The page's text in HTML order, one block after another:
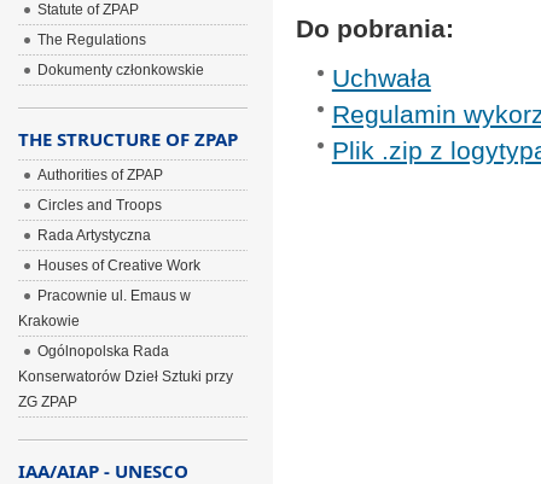
Do pobrania:
Uchwała
Regulamin
Plik .zip z
Statute of ZPAP
The Regulations
Dokumenty członkowskie
THE STRUCTURE OF ZPAP
Authorities of ZPAP
Circles and Troops
Rada Artystyczna
Houses of Creative Work
Pracownie ul. Emaus w
Krakowie
Ogólnopolska Rada
Konserwatorów Dzieł Sztuki przy
ZG ZPAP
IAA/AIAP - UNESCO